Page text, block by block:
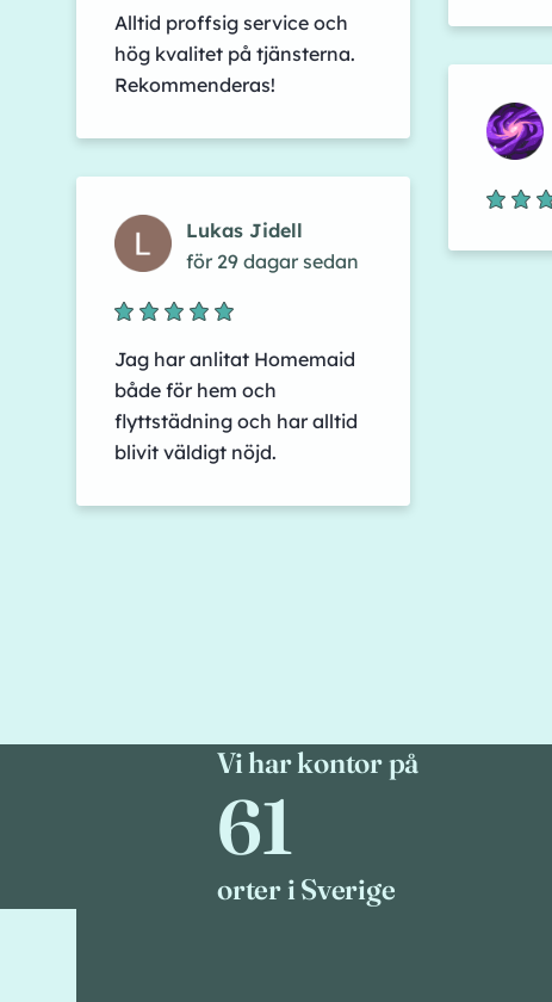
Alltid proffsig service och
hög kvalitet på tjänsterna.
Rekommenderas!
Lukas Jidell
för 29 dagar sedan
Jag har anlitat Homemaid
både för hem och
flyttstädning och har alltid
blivit väldigt nöjd.
Vi har kontor på
61
61
orter i Sverige